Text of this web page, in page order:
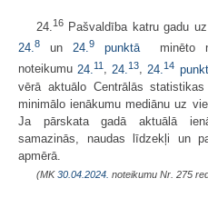
24. 16 Pašvaldība katru gadu
24.8 un 24.9 punktāminēto
noteikumu 24.11 , 24.13, 24.14
vērā aktuālo Centrālās
minimālo ienākumu mediānu uz
Ja pārskata gadā aktuālā
samazinās, naudas līdzekļi un
apmērā.
(MK30.04.2024. noteikumu Nr. 275